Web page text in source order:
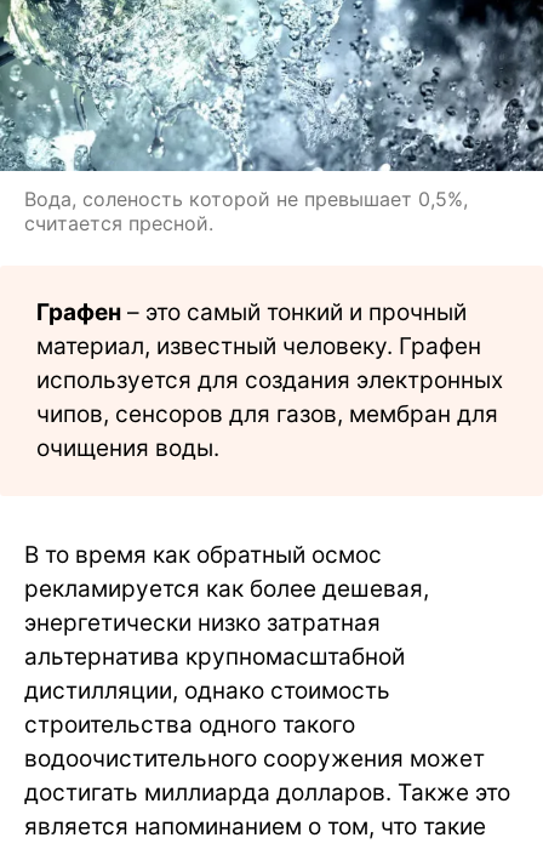
Вода, соленость которой не превышает 0,5%,
считается пресной.
Графен – это самый тонкий и прочный
материал, известный человеку. Графен
используется для создания электронных
чипов, сенсоров для газов, мембран для
очищения воды.
В то время как обратный осмос
рекламируется как более дешевая,
энергетически низко затратная
альтернатива крупномасштабной
дистилляции, однако стоимость
строительства одного такого
водоочистительного сооружения может
достигать миллиарда долларов. Также это
является напоминанием о том, что такие